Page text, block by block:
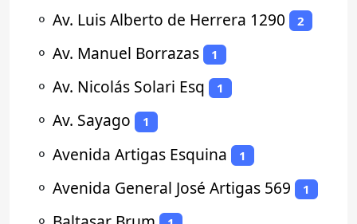
⚬ Av. Luis Alberto de Herrera 1290 2
⚬ Av. Manuel Borrazas 1
⚬ Av. Nicolás Solari Esq 1
⚬ Av. Sayago 1
⚬ Avenida Artigas Esquina 1
⚬ Avenida General José Artigas 569 1